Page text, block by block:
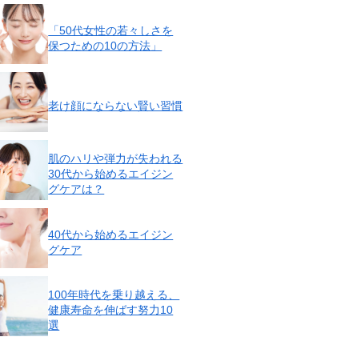
「50代女性の若々しさを
保つための10の方法」
老け顔にならない賢い習慣
肌のハリや弾力が失われる
30代から始めるエイジン
グケアは？
40代から始めるエイジン
グケア
100年時代を乗り越える、
健康寿命を伸ばす努力10
選